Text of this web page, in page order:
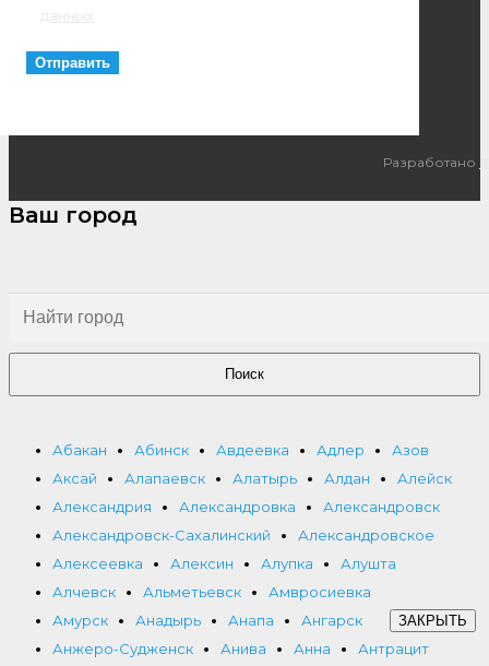
данных
Разработано
Ваш город
Поиск
Абакан Абинск Авдеевка Адлер
Азов
Аксай
Алапаевск Алатырь Алдан
Алейск
Александрия
Александровка
Александровск
Александровск-Сахалинский
Александровское
Алексеевка
Алексин Алупка
Алушта
Алчевск
Альметьевск
Амвросиевка
Амурск
Анадырь Анапа
Ангарск
Анжеро-Судженск
Анива Анна
Антрацит
ЗАКРЫТЬ